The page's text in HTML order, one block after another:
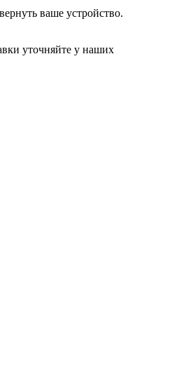
ваше устройство.
уточняйте у наших